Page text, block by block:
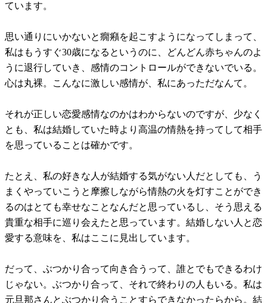
ています。
思い通りにいかないと癇癪を起こすようになってしまって、
私はもうすぐ30歳になるというのに、どんどん赤ちゃんのよ
うに退行していき、感情のコントロールができないでいる。
心は丸裸。こんなに激しい感情が、私にあっただなんて。
それが正しい恋愛感情なのかはわからないのですが、少なく
とも、私は結婚していた時より高温の情熱を持ってして相手
を思っていることは確かです。
たとえ、私の好きな人が結婚する気がない人だとしても、う
まくやっていこうと摩擦しながら情熱の火を灯すことができ
るのはとても幸せなことなんだと思っているし、そう思える
貴重な相手に巡り会えたと思っています。結婚しない人と恋
愛する意味を、私はここに見出しています。
だって、ぶつかり合って向き合うって、誰とでもできるわけ
じゃない。ぶつかり合って、それで終わりの人もいる。私は
元旦那さんとぶつかり合うことすらできなかったらから。結